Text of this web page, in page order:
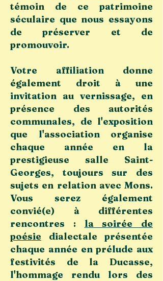
témoin de ce patrimoine
séculaire que nous essayons
de préserver et de
promouvoir.
Votre affiliation donne
également droit à une
invitation au vernissage, en
présence des autorités
communales, de l'exposition
que l'association organise
chaque année en la
prestigieuse salle Saint-
Georges, toujours sur des
sujets en relation avec Mons.
Vous serez également
convié(e) à différentes
rencontres : la soirée de
poésie dialectale présentée
chaque année en prélude aux
festivités de la Ducasse,
l'hommage rendu lors des